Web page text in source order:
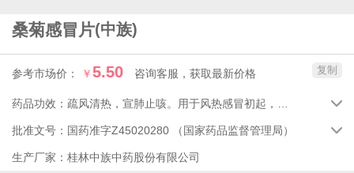
桑菊感冒片(中族)
参考市场价： ￥5.50 咨询客服，获取最新价格 复制
药品功效： 
批准文号： 国药准字Z45020280 （国家药品监督管理局） 
生产厂家： 桂林中族中药股份有限公司